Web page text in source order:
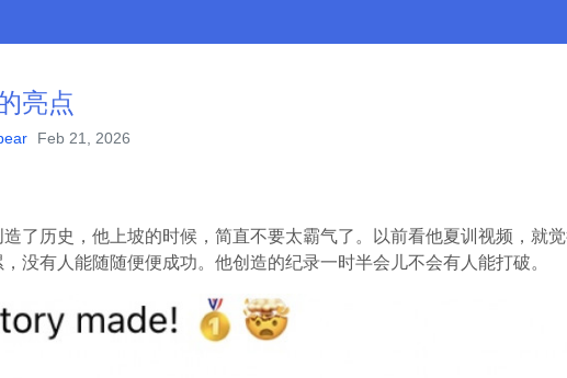
亮点
Feb 21, 2026
了历史，他上坡的时候，简直不要太霸气了。以前看他夏训视频，就
，没有人能随随便便成功。他创造的纪录一时半会儿不会有人能打破。